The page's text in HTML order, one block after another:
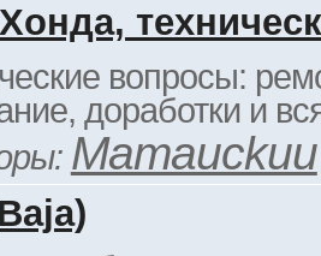
вопросы:
доработки и
Mamauckuu